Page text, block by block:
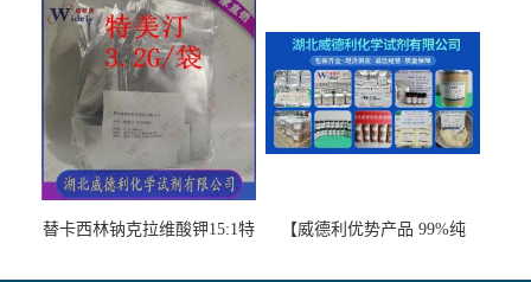
图谱检测方法现货供应咨询
张军52-67-5
替卡西林钠克拉维酸钾15:1特
【威德利优势产品 99%纯